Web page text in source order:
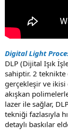
Digital Light
DLP (Dijital Işık
sahiptir. 2 teknikte
gerçekleşir ve ikisi
akışkan
lazer ile sağlar,
tekniği fazlasıyla
detaylı baskılar